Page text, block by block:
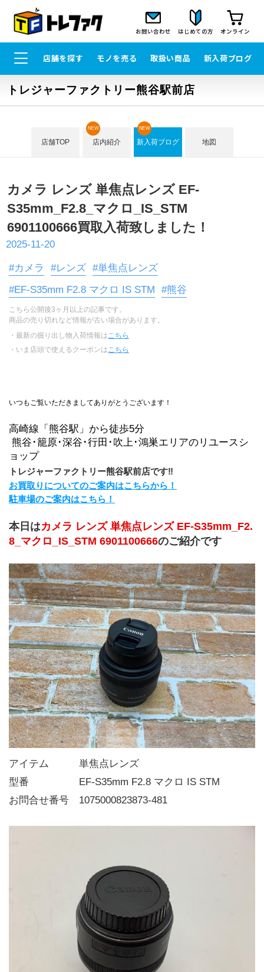
お問い合わせ はじめての方 オンライン
店舗を探す モノを売る 取扱い商品 新入荷ブログ
トレジャーファクトリー熊谷駅前店
店舗TOP 店内紹介
NEW
新入荷ブログ
NEW
地図
カメラ レンズ 単焦点レンズ EF-
S35mm_F2.8_マクロ_IS_STM
6901100666買取入荷致しました！
2025-11-20
#カメラ #レンズ #単焦点レンズ
#EF-S35mm F2.8 マクロ IS STM
#熊谷
こちら公開後3ヶ月以上の記事です。
商品の売り切れなど情報が古い場合があります。
・最新の掘り出し物入荷情報は こちら
・いま店頭で使えるクーポンは こちら
いつもご覧いただきましてありがとうございます！
高崎線「熊谷駅」から徒歩5分
ョップ
トレジャーファクトリー熊谷駅前店です‼
お買取りについてのご案内はこちらから！
駐車場のご案内はこちら！
本日はカメラ レンズ 単焦点レンズ EF-S35mm_F2.
8_マクロ_IS_STM 6901100666のご紹介です
アイテム   単焦点レンズ
型番     EF-S35mm F2.8 マクロ IS STM
お問合せ番号 1075000823873-481